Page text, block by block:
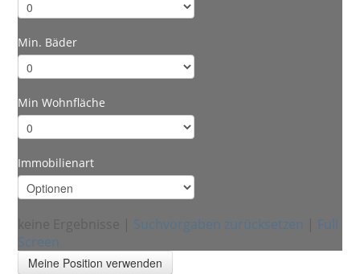
Min. Bäder
Min Wohnfläche
Immobilienart
Suchvorgaben zurücksetzen
Full
Screen
Meine Position verwenden